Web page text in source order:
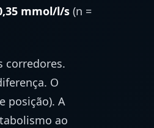
mmol/l/s (n =
corredores.
O
posição). A
ao